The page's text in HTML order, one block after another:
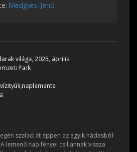
Medgyesi Jenő
világa, 2025, április
Park
szalad át éppen az egyik nádasból
lemenő nap fényei csillannak vissza